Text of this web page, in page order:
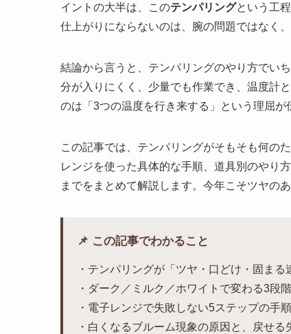
イントの大半は、このテンパリングという工
仕上がりにならないのは、腕の問題ではなく
結論から言うと、テンパリングのやり方でい
分が入りにくく、少量でも作業でき、温度計
のは「3つの温度を行き来する」という理屈
この記事では、テンパリングがそもそも何の
レンジを使った具体的な手順、道具別のやり
までをまとめて解説します。今年こそツヤの
📌 この記事でわかること
・テンパリングが「ツヤ・口どけ・固まる
・ダーク／ミルク／ホワイトで変わる3段
・電子レンジで失敗しない5ステップの手順
・白くなるブルーム現象の原因と、戻せ